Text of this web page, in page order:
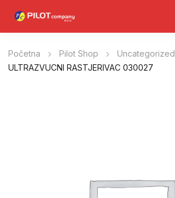
Početna Pilot Shop Uncategorized
ULTRAZVUCNI RASTJERIVAC 030027